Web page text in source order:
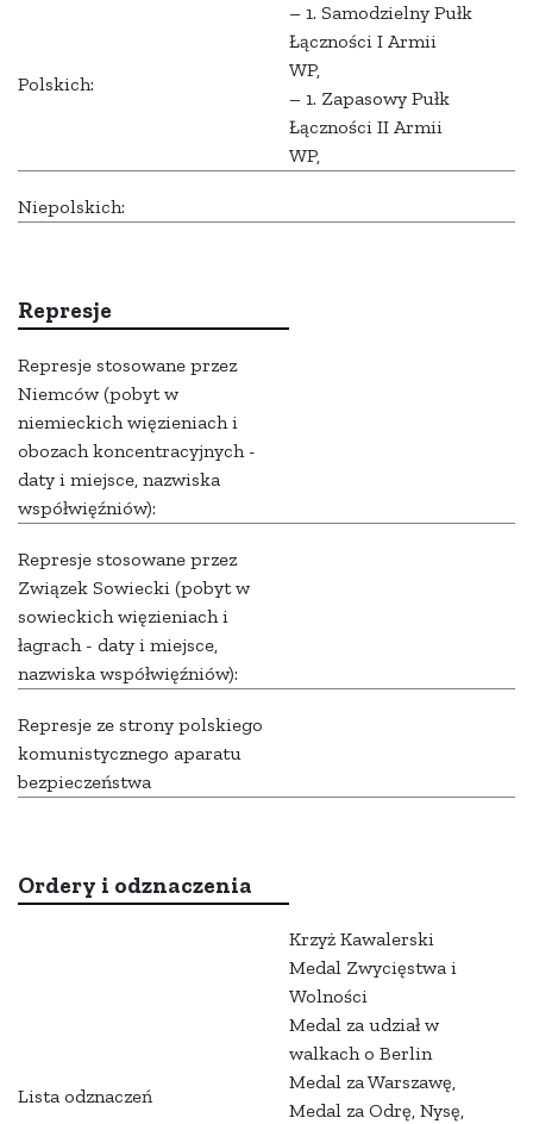
Polskich:
– 1. Samodzielny Pułk
Łączności I Armii
WP,
– 1. Zapasowy Pułk
Łączności II Armii
WP,
Niepolskich:
Represje
Represje stosowane przez
Niemców (pobyt w
niemieckich więzieniach i
obozach koncentracyjnych -
daty i miejsce, nazwiska
współwięźniów):
Represje stosowane przez
Związek Sowiecki (pobyt w
sowieckich więzieniach i
łagrach - daty i miejsce,
nazwiska współwięźniów):
Represje ze strony polskiego
komunistycznego aparatu
bezpieczeństwa
Ordery i odznaczenia
Lista odznaczeń
Krzyż Kawalerski
Medal Zwycięstwa i
Wolności
Medal za udział w
walkach o Berlin
Medal za Warszawę,
Medal za Odrę, Nysę,